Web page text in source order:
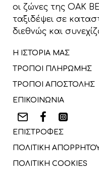
οι ζώνες της OAK
ταξιδέψει σε
διεθνώς και
Η ΙΣΤΟΡΙΑ ΜΑΣ
ΤΡΟΠΟΙ ΠΛΗΡΩΜΗΣ
ΤΡΟΠΟΙ ΑΠΟΣΤΟΛΗΣ
ΕΠΙΚΟΙΝΩΝΙΑ
ΕΠΙΣΤΡΟΦΕΣ
ΠΟΛΙΤΙΚΗ
ΠΟΛΙΤΙΚΗ COOKIES